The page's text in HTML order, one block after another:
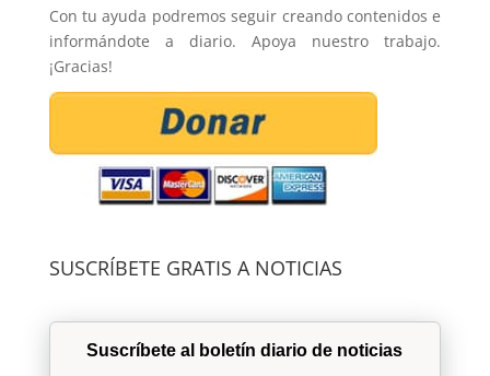
Con tu ayuda podremos seguir creando contenidos e
informándote a diario. Apoya nuestro trabajo.
¡Gracias!
SUSCRÍBETE GRATIS A NOTICIAS
Suscríbete al boletín diario de noticias